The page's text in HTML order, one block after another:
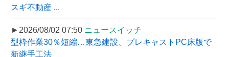
スギ不動産 ...
►2026/08/02 07:50 ニュースイッチ
型枠作業30％短縮…東急建設、プレキャストPC床版で
新継手工法